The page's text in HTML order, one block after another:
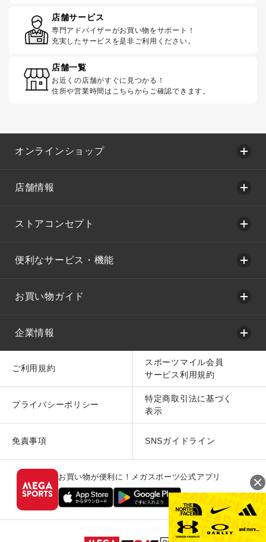
店舗サービス
専門アドバイザーがお買い物をサポート！
充実したサービスを是非ご利用ください。
店舗一覧
お近くの店舗がすぐに見つかる！
住所や営業時間はこちらからご確認できます。
オンラインショップ
店舗情報
ストアコンセプト
便利なサービス・機能
お買い物ガイド
企業情報
ご利用規約
スポーツマイル会員
サービス利用規約
プライバシーポリシー
特定商取引法に基づく
表示
免責事項 SNSガイドライン
お買い物が便利に！メガスポーツ公式アプリ